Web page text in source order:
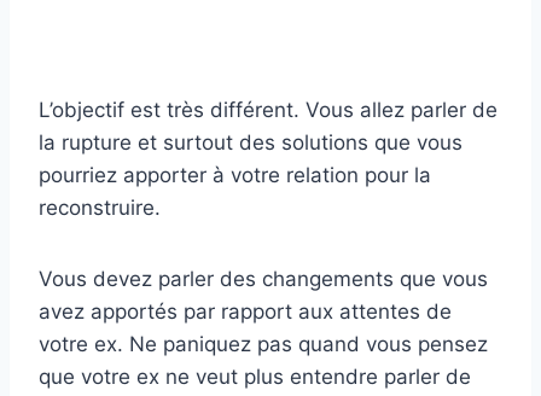
L’objectif est très différent. Vous allez parler de
la rupture et surtout des solutions que vous
pourriez apporter à votre relation pour la
reconstruire.
Vous devez parler des changements que vous
avez apportés par rapport aux attentes de
votre ex. Ne paniquez pas quand vous pensez
que votre ex ne veut plus entendre parler de